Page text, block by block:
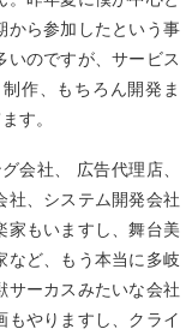
から参加したという事
いのですが、サービス
作、もちろん開発ま
す。
会社、 広告代理店、
社、システム開発会社
家もいますし、舞台美
など、もう本当に多岐
サーカスみたいな会社
もやりますし、クライ